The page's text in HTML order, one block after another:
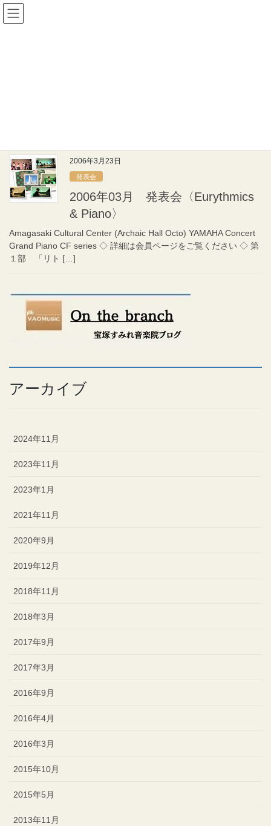
コ
ン
ナ
ビ
2006年3月23日
発表会
2006年03月 発表会〈Eurythmics
& Piano〉
Amagasaki Cultural Center (Archaic Hall Octo) YAMAHA Concert
Grand Piano CF series ◇ 詳細は会員ページをご覧ください ◇ 第
１部 「リト […]
アーカイブ
2024年11月
2023年11月
2023年1月
2021年11月
2020年9月
2019年12月
2018年11月
2018年3月
2017年9月
2017年3月
2016年9月
2016年4月
2016年3月
2015年10月
2015年5月
2013年11月